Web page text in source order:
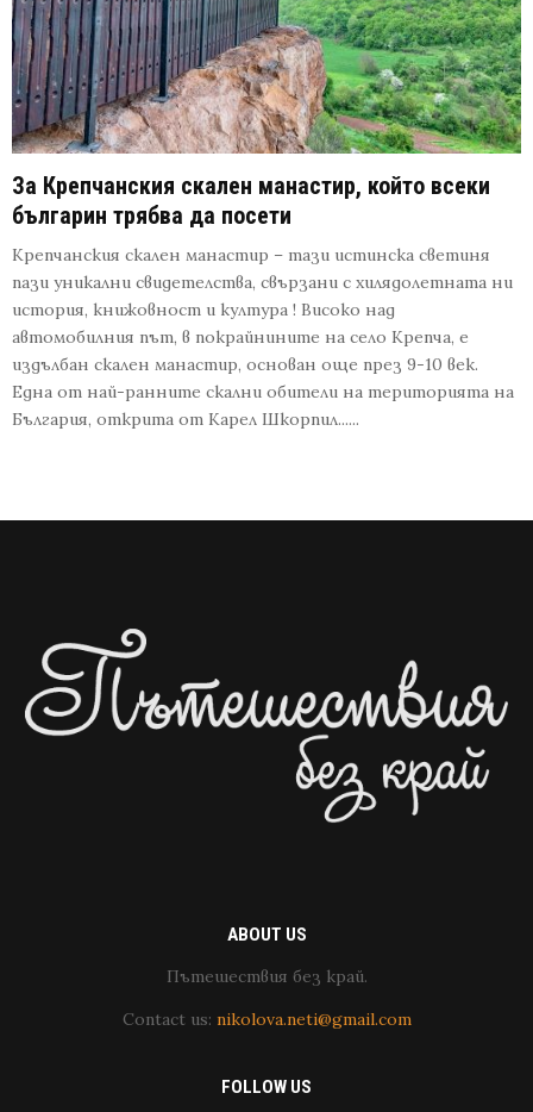
За Крепчанския скален манастир, който всеки
българин трябва да посети
Крепчанския скален манастир – тази истинска светиня
пази уникални свидетелства, свързани с хилядолетната ни
история, книжовност и култура ! Високо над
автомобилния път, в покрайнините на село Крепча, е
издълбан скален манастир, основан още през 9-10 век.
Една от най-ранните скални обители на територията на
България, открита от Карел Шкорпил......
ABOUT US
Пътешествия без край.
Contact us: nikolova.neti@gmail.com
FOLLOW US